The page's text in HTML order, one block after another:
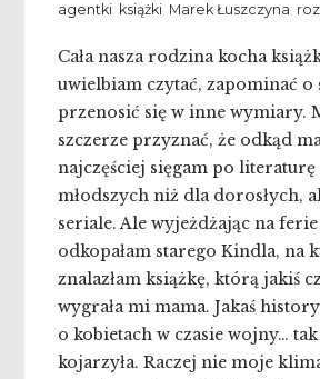
agentki książki Marek Łuszczyna
Cała nasza rodzina kocha
uwielbiam czytać, zapominać o
przenosić się w inne wymiary.
szczerze przyznać, że odkąd
najczęściej sięgam po literaturę
młodszych niż dla dorosłych,
seriale. Ale wyjeżdżając na ferie
odkopałam starego Kindla, na
znalazłam książkę, którą jakiś
wygrała mi mama. Jakaś
o kobietach w czasie wojny…
kojarzyła. Raczej nie moje